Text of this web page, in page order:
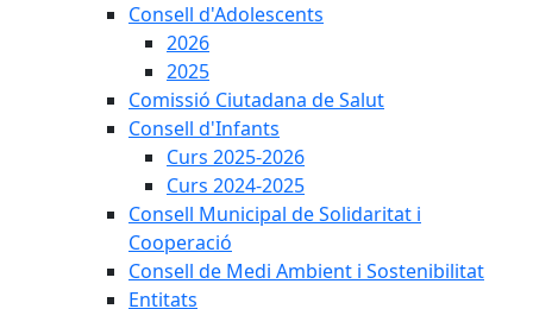
Consell d'Adolescents
2026
2025
Comissió Ciutadana de Salut
Consell d'Infants
Curs 2025-2026
Curs 2024-2025
Consell Municipal de Solidaritat i
Cooperació
Consell de Medi Ambient i Sostenibilitat
Entitats